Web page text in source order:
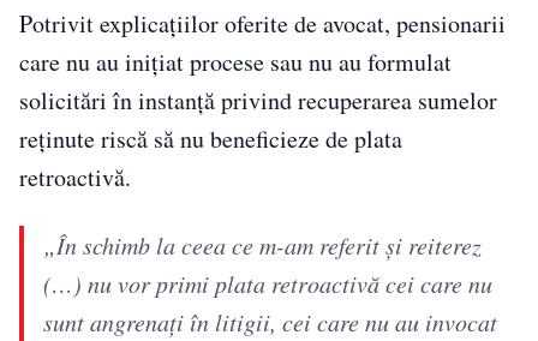
Potrivit explicațiilor oferite de avocat, pensionarii
care nu au inițiat procese sau nu au formulat
solicitări în instanță privind recuperarea sumelor
reținute riscă să nu beneficieze de plata
retroactivă.
„În schimb la ceea ce m-am referit și reiterez
(…) nu vor primi plata retroactivă cei care nu
sunt angrenați în litigii, cei care nu au invocat